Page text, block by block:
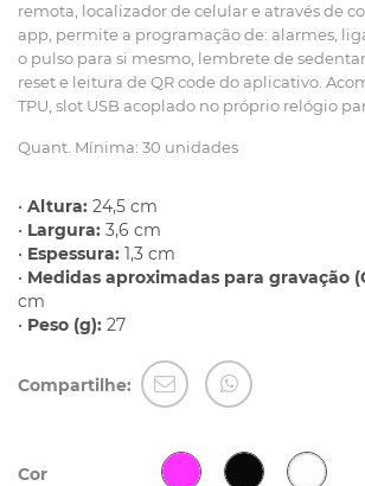
remota, localizador de celular e através de
app, permite a programação de: alarmes,
o pulso para si mesmo, lembrete de
reset e leitura de QR code do aplicativo.
TPU, slot USB acoplado no próprio relógio
Quant. Mínima: 30 unidades
• Altura: 24,5 cm
• Largura: 3,6 cm
• Espessura: 1,3 cm
• Medidas aproximadas para gravação
cm
• Peso (g): 27
Compartilhe:
Cor